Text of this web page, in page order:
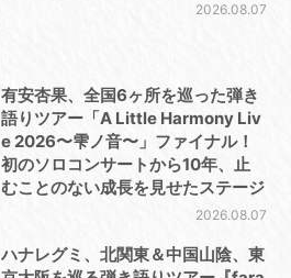
2026.08.07
有安杏果、全国6ヶ所を巡った弾き
語りツアー「A Little Harmony Liv
e 2026〜雫ノ音〜」ファイナル！
初のソロコンサートから10年、止
むことのない成長を見せたステージ
2026.08.07
ハナレグミ、北関東＆中国山陰、東